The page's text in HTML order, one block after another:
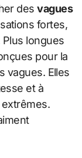
desvagues
fortes,
longues
pour la
vagues. Elles
et à